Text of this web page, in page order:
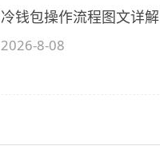
冷钱包操作流程图文详解
2026-8-08